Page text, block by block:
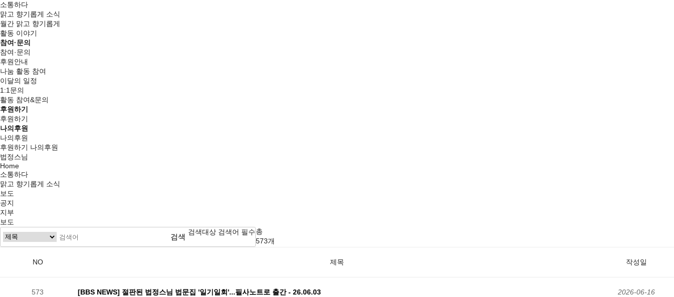
소통하다
맑고 향기롭게 소식
월간 맑고 향기롭게
활동 이야기
참여·문의
참여·문의
후원안내
나눔 활동 참여
이달의 일정
1:1문의
활동 참여&문의
후원하기
후원하기
나의후원
나의후원
후원하기 나의후원
법정스님
Home
소통하다
맑고 향기롭게 소식
보도
공지
지부
보도
검색대상 검색어 필수
검색
총
573개
NO 제목 작성일
573 [BBS NEWS] 절판된 법정스님 법문집 '일기일회'...필사노트로 출간 - 26.06.03 2026-06-16